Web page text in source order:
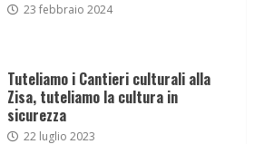
23 febbraio 2024
Tuteliamo i Cantieri culturali alla
Zisa, tuteliamo la cultura in
sicurezza
22 luglio 2023